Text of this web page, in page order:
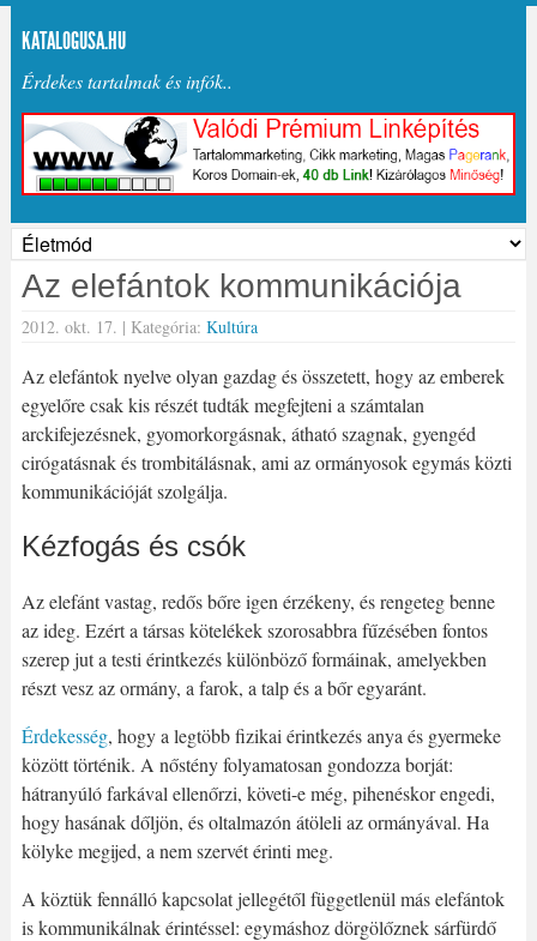
KATALOGUSA.HU
Érdekes tartalmak és infók..
Az elefántok kommunikációja
2012. okt. 17. | Kategória: Kultúra
Az elefántok nyelve olyan gazdag és összetett, hogy az emberek
egyelőre csak kis részét tudták megfejteni a számtalan
arckifejezésnek, gyomorkorgásnak, átható szagnak, gyengéd
cirógatásnak és trombitálásnak, ami az ormányosok egymás közti
kommunikációját szolgálja.
Kézfogás és csók
Az elefánt vastag, redős bőre igen érzékeny, és rengeteg benne
az ideg. Ezért a társas kötelékek szorosabbra fűzésében fontos
szerep jut a testi érintkezés különböző formáinak, amelyekben
részt vesz az ormány, a farok, a talp és a bőr egyaránt.
Érdekesség, hogy a legtöbb fizikai érintkezés anya és gyermeke
között történik. A nőstény folyamatosan gondozza borját:
hátranyúló farkával ellenőrzi, követi-e még, pihenéskor engedi,
hogy hasának dőljön, és oltalmazón átöleli az ormányával. Ha
kölyke megijed, a nem szervét érinti meg.
A köztük fennálló kapcsolat jellegétől függetlenül más elefántok
is kommunikálnak érintéssel: egymáshoz dörgölőznek sárfürdő